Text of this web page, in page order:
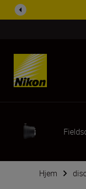
Skip Content
Hjem